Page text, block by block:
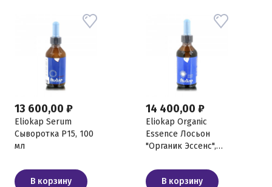
13 600,00 ₽
Eliokap Serum
Сыворотка Р15, 100
мл
В корзину
14 400,00 ₽
Eliokap Organic
Essence Лосьон
"Органик Эссенс",
В корзину